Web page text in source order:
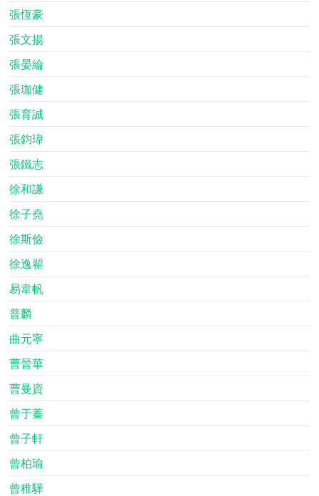
張恆豪
張文揚
張晏綸
張珈健
張育誠
張鈞瑋
張鐵志
徐和謙
徐子堯
徐斯儉
徐逸翟
易韋帆
普麟
曲元寧
曹晉華
曹曼資
曾于蓁
曾子軒
曾柏瑜
曾稚驊